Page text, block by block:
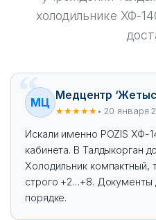
холодильнике ХФ-
МЦ
Медцентр
★★★★★ • 20 января
Искали именно POZIS ХФ-
кабинета. В Талдыкорган
Холодильник компактный,
строго +2…+8.
порядке.